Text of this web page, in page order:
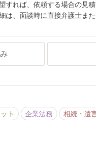
すれば、依頼する場合の見積
は、面談時に直接弁護士ま
ト 企業法務 相続・遺